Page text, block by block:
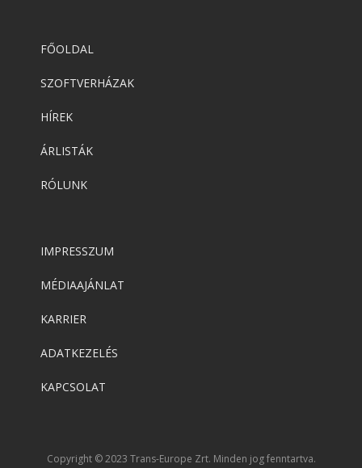
FŐOLDAL
SZOFTVERHÁZAK
HÍREK
ÁRLISTÁK
RÓLUNK
IMPRESSZUM
MÉDIAAJÁNLAT
KARRIER
ADATKEZELÉS
KAPCSOLAT
Copyright © 2023 Trans-Europe Zrt. Minden jog fenntartva.